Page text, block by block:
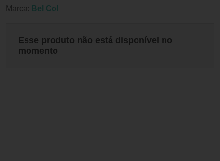
Marca: Bel Col
Esse produto não está disponível no
momento